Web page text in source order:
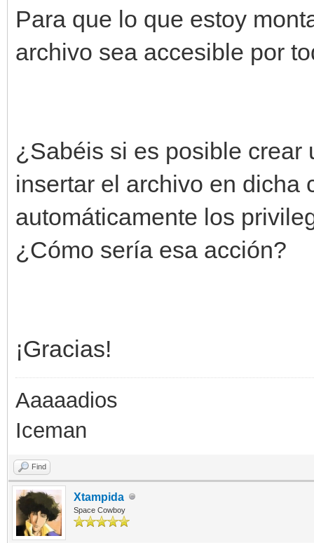
Para que lo que estoy
archivo sea accesible por
¿Sabéis si es posible crear
insertar el archivo en dicha
automáticamente los
¿Cómo sería esa acción?
¡Gracias!
Aaaaadios
Iceman
Find
Xtampida
Space Cowboy